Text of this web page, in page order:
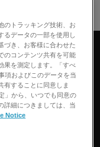
のトラッキング技術、お
るデータの一部を使用し
づき、お客様に合わせた
のコンテンツ共有を可能
果を測定します。「すべ
項およびこのデータを当
有することに同意しま
」から、いつでも同意の
詳細につきましては、当
Notice